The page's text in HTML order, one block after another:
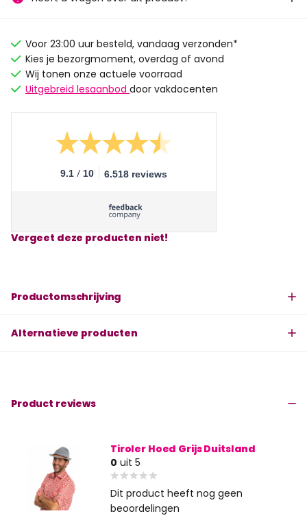
Voor 23:00 uur besteld, vandaag verzonden*
Kies je bezorgmoment, overdag of avond
Wij tonen onze actuele voorraad
Uitgebreid lesaanbod door vakdocenten
9.1 / 10 6.518 reviews
Vergeet deze producten niet!
Productomschrijving
Alternatieve producten
Product reviews
Tiroler Hoed Grijs Duitsland
0 uit 5
Dit product heeft nog geen
beoordelingen